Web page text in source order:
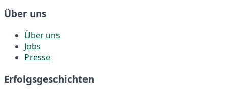
Über uns
Über uns
Jobs
Presse
Erfolgsgeschichten